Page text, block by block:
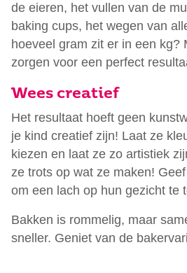
de eieren, het vullen van de
baking cups, het wegen van
hoeveel gram zit er in een kg?
zorgen voor een perfect
Wees creatief
Het resultaat hoeft geen
je kind creatief zijn! Laat ze
kiezen en laat ze zo artistiek
ze trots op wat ze maken!
om een lach op hun gezicht te
Bakken is rommelig, maar
sneller. Geniet van de